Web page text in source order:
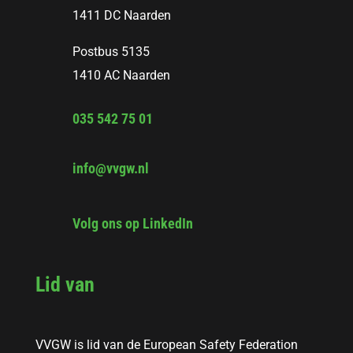
1411 DC Naarden
Postbus 5135
1410 AC Naarden
035 542 75 01
info@vvgw.nl
Volg ons op LinkedIn
Lid van
VVGW is lid van de European Safety Federation